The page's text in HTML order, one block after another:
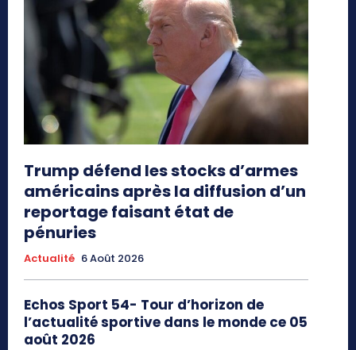
Trump défend les stocks d’armes
américains après la diffusion d’un
reportage faisant état de
pénuries
Actualité 6 Août 2026
Echos Sport 54- Tour d’horizon de
l’actualité sportive dans le monde ce 05
août 2026